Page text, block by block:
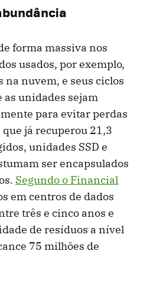
forma massiva nos
usados, por exemplo,
nuvem, e seus ciclos
as unidades sejam
para evitar perdas
que já recuperou 21,3
unidades SSD e
ser encapsulados
Segundo o Financial
em centros de dados
três e cinco anos e
de resíduos a nível
75 milhões de